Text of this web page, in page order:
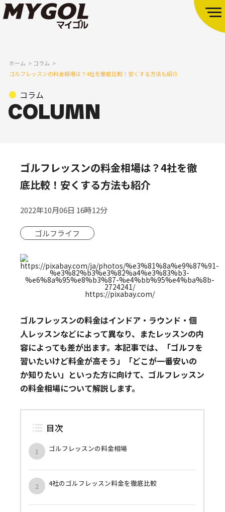
ホーム
コラム
ゴルフレッスンの料金相場は？4社を徹底比較！安くする方法も紹介
コラム
ゴルフレッスンの料金相場は？4社を徹
底比較！安くする方法も紹介
2022年10月06日 16時12分
ゴルフライフ
https://pixabay.com/
ゴルフレッスンの料金はインドア・ラウンド・個
人レッスンなどによって異なり、またレッスンの内
容によっても差が出ます。本記事では、「ゴルフを
習いたいけど料金が高そう」「どこが一番安いの
か知りたい」といった方に向けて、ゴルフレッスン
の料金相場について解説します。
目次
ゴルフレッスンの料金相場
4社のゴルフレッスン料金を徹底比較